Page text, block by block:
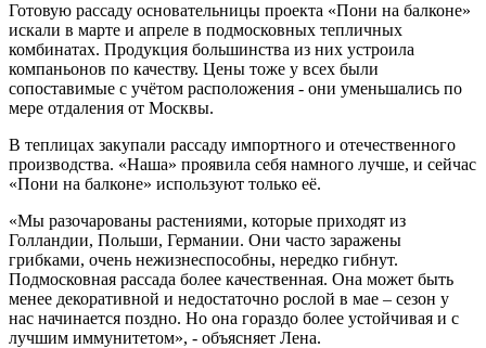
Готовую рассаду основательницы проекта «Пони на балконе»
искали в марте и апреле в подмосковных тепличных
комбинатах. Продукция большинства из них устроила
компаньонов по качеству. Цены тоже у всех были
сопоставимые с учётом расположения - они уменьшались по
мере отдаления от Москвы.
В теплицах закупали рассаду импортного и отечественного
производства. «Наша» проявила себя намного лучше, и сейчас
«Пони на балконе» используют только её.
«Мы разочарованы растениями, которые приходят из
Голландии, Польши, Германии. Они часто заражены
грибками, очень нежизнеспособны, нередко гибнут.
Подмосковная рассада более качественная. Она может быть
менее декоративной и недостаточно рослой в мае – сезон у
нас начинается поздно. Но она гораздо более устойчивая и с
лучшим иммунитетом», - объясняет Лена.